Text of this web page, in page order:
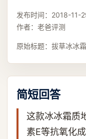
发布时间： 2018-11-
作者： 老爸评测
原始标题： 拔草冰冰
简短回答
这款冰冰霜质
素E等抗氧化